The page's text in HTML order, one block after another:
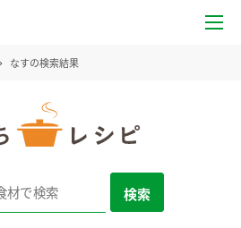
なすの検索結果
検索